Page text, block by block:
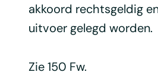
akkoord rechtsgeldig
uitvoer gelegd worden.
Zie 150 Fw.